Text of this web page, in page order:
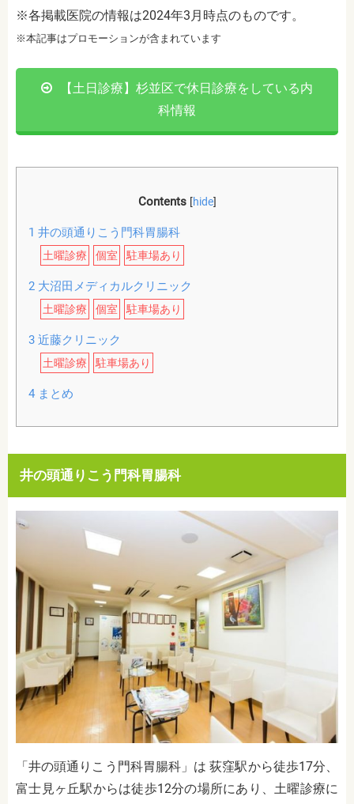
※各掲載医院の情報は2024年3月時点のものです。
※本記事はプロモーションが含まれています
【土日診療】杉並区で休日診療をしている内
科情報
Contents [hide]
1 井の頭通りこう門科胃腸科
土曜診療 個室 駐車場あり
2大沼田メディカルクリニック
土曜診療 個室 駐車場あり
3近藤クリニック
土曜診療 駐車場あり
4まとめ
井の頭通りこう門科胃腸科
「井の頭通りこう門科胃腸科」は荻窪駅から徒歩17分、
富士見ヶ丘駅からは徒歩12分の場所にあり、土曜診療に